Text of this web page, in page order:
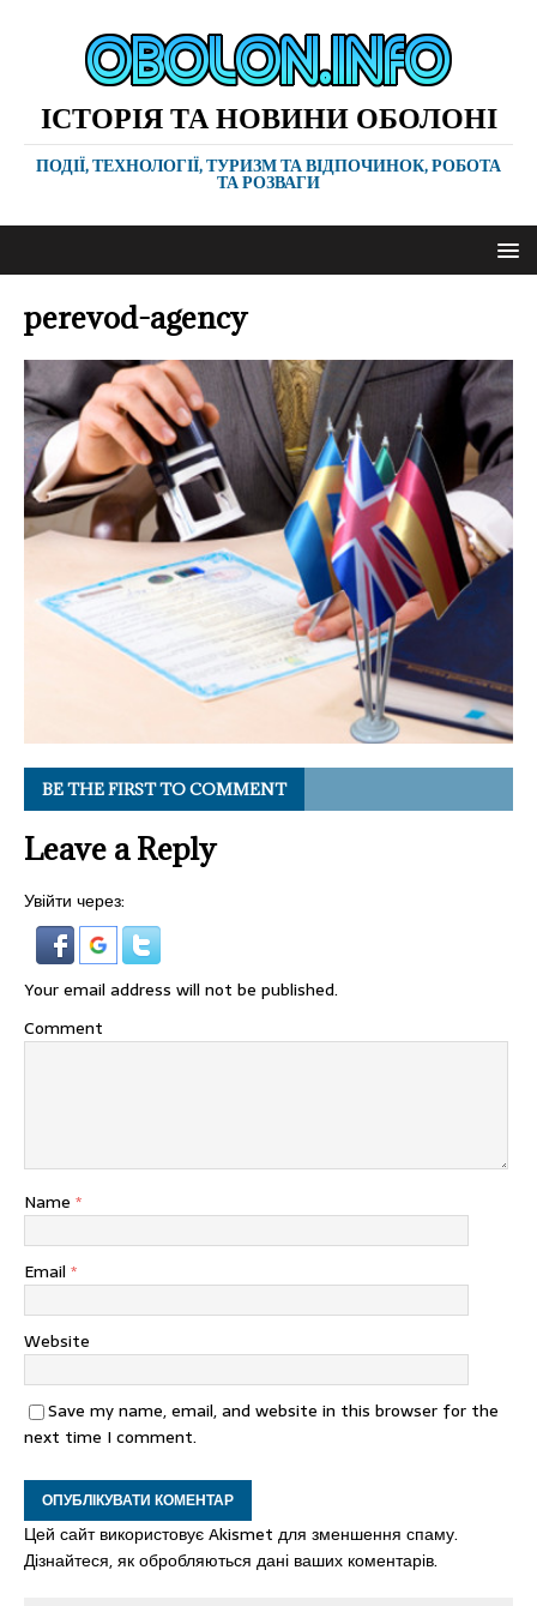
ІСТОРІЯ ТА НОВИНИ ОБОЛОНІ
ПОДІЇ, ТЕХНОЛОГІЇ, ТУРИЗМ ТА ВІДПОЧИНОК, РОБОТА
ТА РОЗВАГИ
perevod-agency
BE THE FIRST TO COMMENT
Leave a Reply
Увійти через:
Your email address will not be published.
Comment
Name *
Email *
Website
Save my name, email, and website in this browser for the
next time I comment.
Цей сайт використовує Akismet для зменшення спаму.
Дізнайтеся, як обробляються дані ваших коментарів.